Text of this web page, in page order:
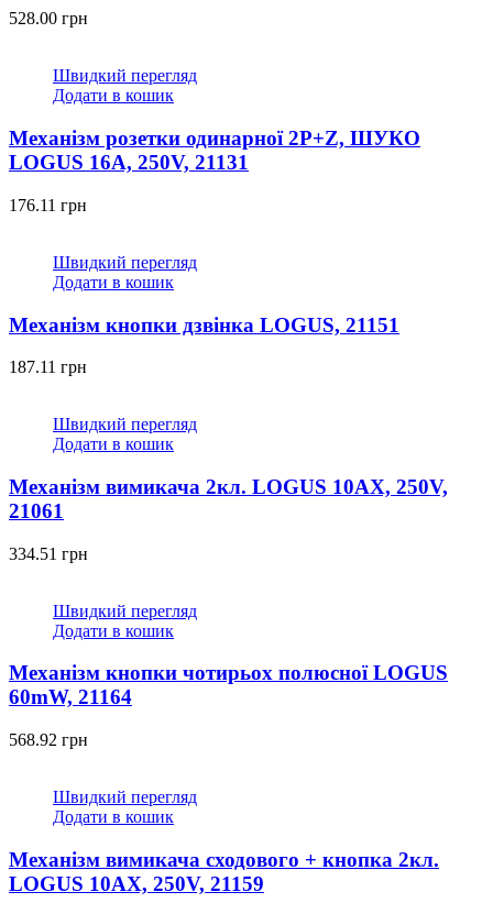
528.00 грн
Швидкий перегляд
Додати в кошик
Механізм розетки одинарної 2P+Z, ШУКО
LOGUS 16А, 250V, 21131
176.11 грн
Швидкий перегляд
Додати в кошик
Механізм кнопки дзвінка LOGUS, 21151
187.11 грн
Швидкий перегляд
Додати в кошик
Механізм вимикача 2кл. LOGUS 10АХ, 250V,
21061
334.51 грн
Швидкий перегляд
Додати в кошик
Механізм кнопки чотирьох полюсної LOGUS
60mW, 21164
568.92 грн
Швидкий перегляд
Додати в кошик
Механізм вимикача сходового + кнопка 2кл.
LOGUS 10АХ, 250V, 21159